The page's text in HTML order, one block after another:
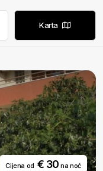
Karta
Cijena od € 30na noć